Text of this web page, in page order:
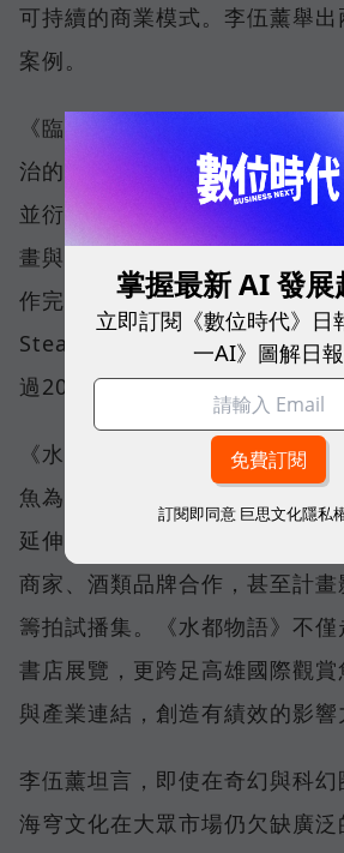
可持續的商業模式。李伍薰舉
案例。
《臨界戰士》系列是一部以台
治的太空史詩，目前已有4部小
並衍生出《臨界戰境 Toward
畫與遊戲開發。動畫部分，已
作完成90秒預告片；遊戲則正
Steam與Switch版本。該系列
過20場，成為海穹的國際潛力
《水都物語》系列則是全球第
魚為主題的漫畫，結合台灣觀賞
延伸出動畫、特展與跨界商品
商家、酒類品牌合作，甚至計
籌拍試播集。《水都物語》不
書店展覽，更跨足高雄國際觀
與產業連結，創造有績效的影響
李伍薰坦言，即使在奇幻與科幻
海穹文化在大眾市場仍欠缺廣
掌握最新 AI 發展
立即訂閱《數位時代》日
一AI》圖解日報
訂閱即同意 巨思文化隱私